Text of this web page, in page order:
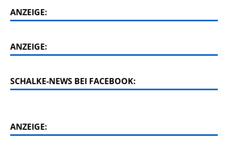
ANZEIGE:
ANZEIGE:
SCHALKE-NEWS BEI FACEBOOK:
ANZEIGE: